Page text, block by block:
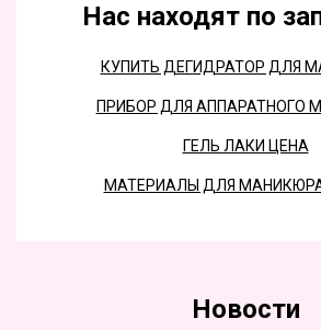
Нас находят по
КУПИТЬ ДЕГИДРАТОР ДЛЯ
ПРИБОР ДЛЯ АППАРАТНОГО
ГЕЛЬ ЛАКИ ЦЕНА
МАТЕРИАЛЫ ДЛЯ
Новости